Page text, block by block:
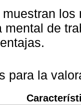
muestran los
mental de
para la